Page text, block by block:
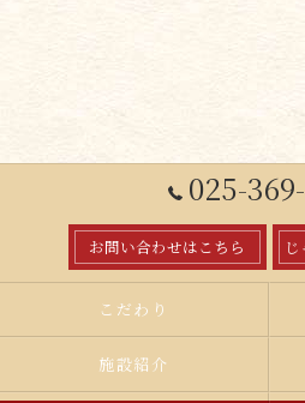
025-
お問い合わせはこちら
こだわり
施設紹介